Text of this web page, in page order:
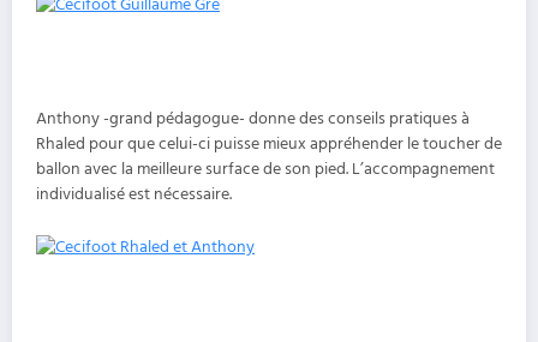
Anthony -grand pédagogue- donne des conseils pratiques à
Rhaled pour que celui-ci puisse mieux appréhender le toucher de
ballon avec la meilleure surface de son pied. L’accompagnement
individualisé est nécessaire.